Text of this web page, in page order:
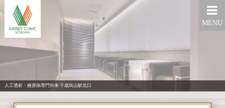
人工透析・糖尿病専門外来 千歳烏山駅北口
MENU